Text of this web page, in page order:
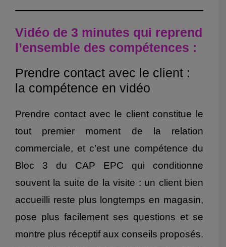
Vidéo de 3 minutes qui reprend
l’ensemble des compétences :
Prendre contact avec le client :
la compétence en vidéo
Prendre contact avec le client constitue le
tout premier moment de la relation
commerciale, et c’est une compétence du
Bloc 3 du CAP EPC qui conditionne
souvent la suite de la visite : un client bien
accueilli reste plus longtemps en magasin,
pose plus facilement ses questions et se
montre plus réceptif aux conseils proposés.